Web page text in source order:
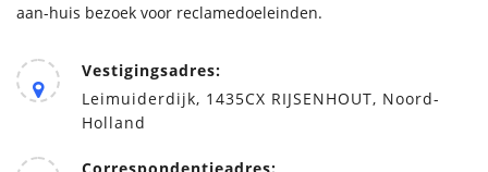
aan-huis bezoek voor reclamedoeleinden.
Vestigingsadres:
Leimuiderdijk, 1435CX RIJSENHOUT, Noord-
Holland